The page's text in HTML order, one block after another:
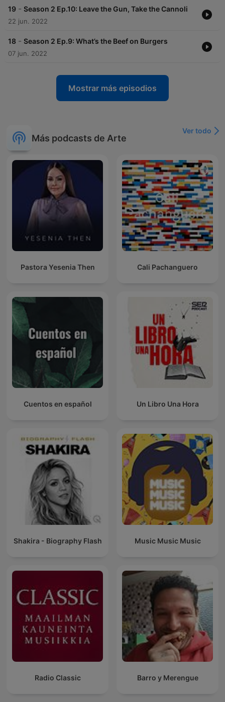
19 - Season 2 Ep.10: Leave the Gun, Take the Cannoli
22 jun. 2022
18 - Season 2 Ep.9: What’s the Beef on Burgers
07 jun. 2022
Mostrar más episodios
Más podcasts de Arte
Ver todo
Pastora Yesenia Then Cali Pachanguero
Cuentos en español Un Libro Una Hora
Shakira - Biography Flash Music Music Music
Radio Classic Barro y Merengue